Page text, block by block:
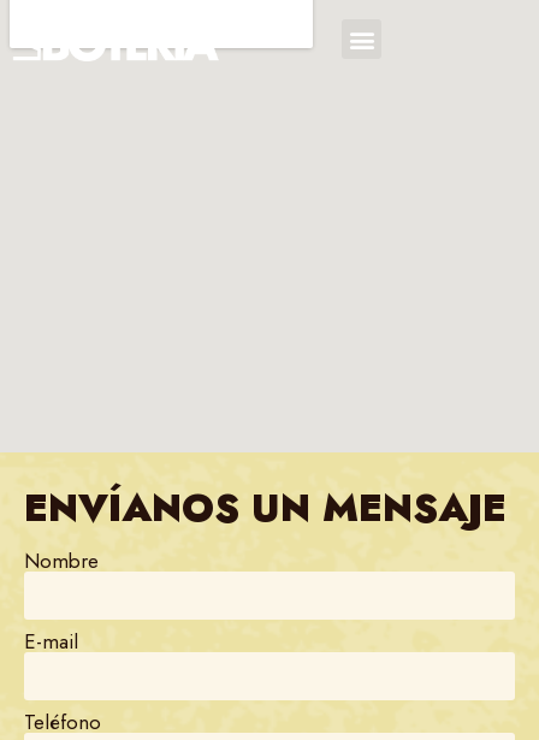
ENVÍANOS UN MENSAJE
Nombre
E-mail
Teléfono